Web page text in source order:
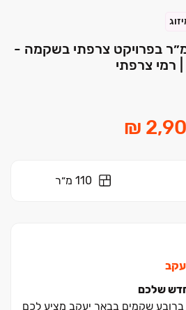
4 חדרים, 110 מ״ר בפרויקט צרפתי בשקמה -
רמי צרפתי
110 מ״ר
שלכם
שקמים בבאר יעקב מציע לכם